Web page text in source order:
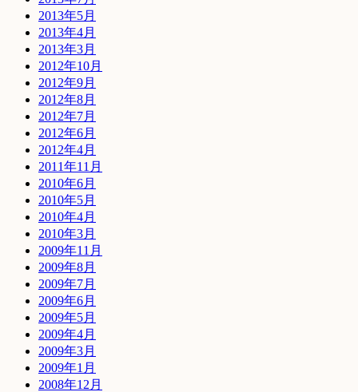
2013年5月
2013年4月
2013年3月
2012年10月
2012年9月
2012年8月
2012年7月
2012年6月
2012年4月
2011年11月
2010年6月
2010年5月
2010年4月
2010年3月
2009年11月
2009年8月
2009年7月
2009年6月
2009年5月
2009年4月
2009年3月
2009年1月
2008年12月